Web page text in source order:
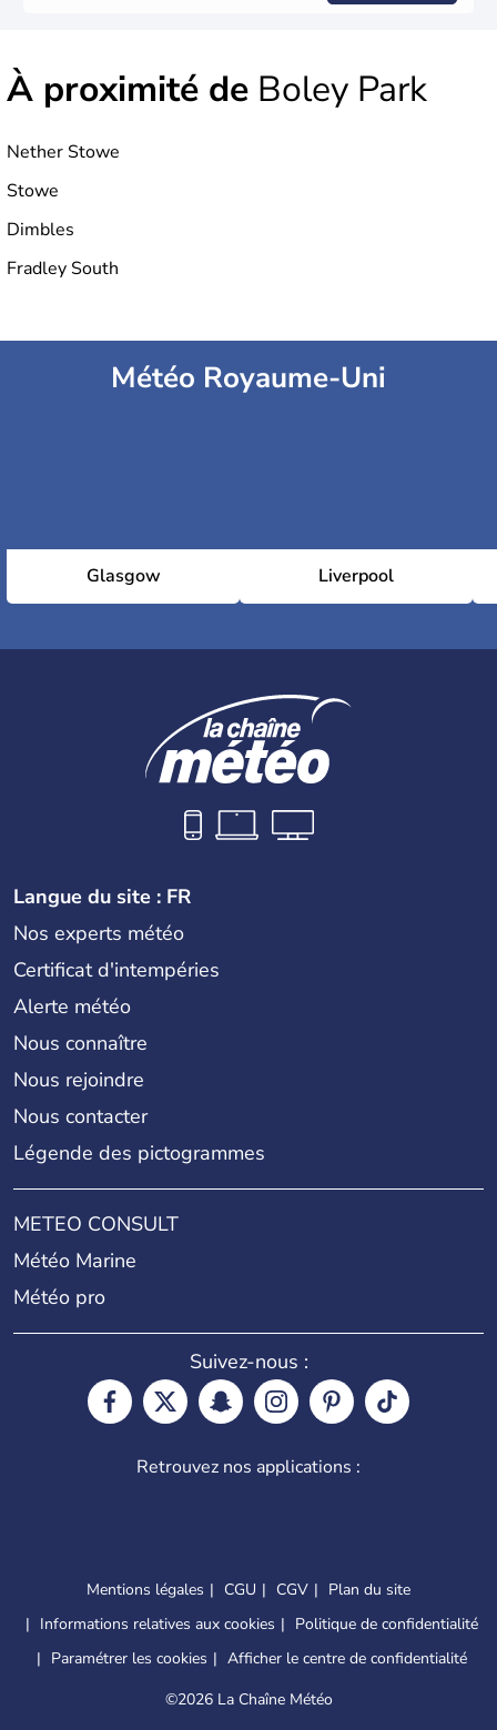
À proximité de Boley Park
Nether Stowe
Stowe
Dimbles
Fradley South
Météo Royaume-Uni
Glasgow Liverpool
Langue du site : FR
Nos experts météo
Certificat d'intempéries
Alerte météo
Nous connaître
Nous rejoindre
Nous contacter
Légende des pictogrammes
METEO CONSULT
Météo Marine
Météo pro
Suivez-nous :
Retrouvez nos applications :
Mentions légales CGU CGV
Plan du site
Informations relatives aux cookies
Politique de confidentialité
Paramétrer les cookies
Afficher le centre de confidentialité
©2026 La Chaîne Météo